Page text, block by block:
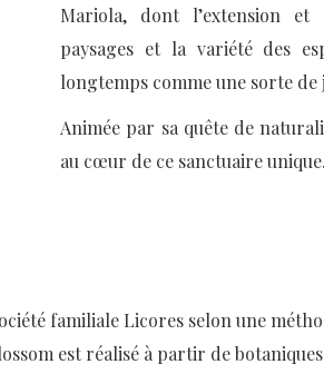
Mariola, dont l’extension et
paysages et la variété des
longtemps comme une sorte
Animée par sa quête de
au cœur de ce sanctuaire unique.
familiale Licores selon une
est réalisé à partir de